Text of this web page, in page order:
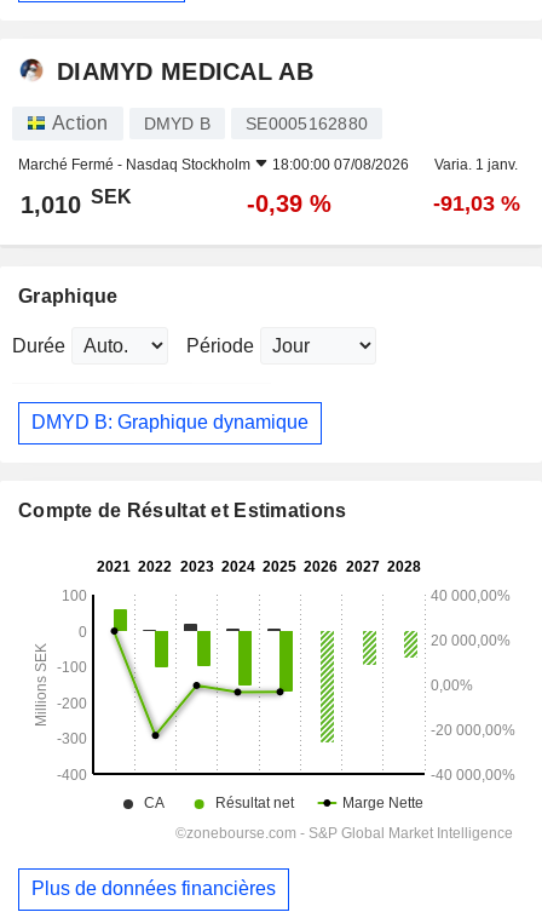
DIAMYD MEDICAL AB
Action DMYD B SE0005162880
Marché Fermé - Nasdaq Stockholm 18:00:00 07/08/2026 Varia. 1 janv.
1,010 SEK -0,39 % -91,03 %
Graphique
Durée Période
DMYD B: Graphique dynamique
Compte de Résultat et Estimations
Plus de données financières